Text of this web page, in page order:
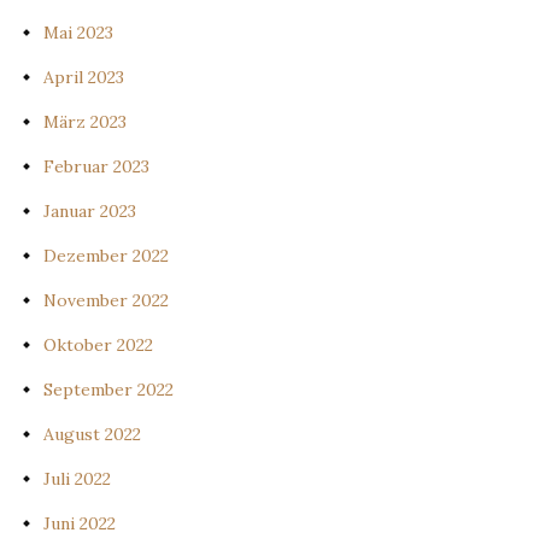
Mai 2023
April 2023
März 2023
Februar 2023
Januar 2023
Dezember 2022
November 2022
Oktober 2022
September 2022
August 2022
Juli 2022
Juni 2022